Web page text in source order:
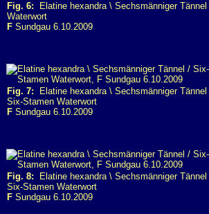
Fig. 6: Elatine hexandra \ Sechsmänniger
Waterwort
F Sundgau 6.10.2009
Fig. 7: Elatine hexandra \ Sechsmänniger Tännel
Six-Stamen Waterwort
F Sundgau 6.10.2009
Fig. 8: Elatine hexandra \ Sechsmänniger Tännel
Six-Stamen Waterwort
F Sundgau 6.10.2009